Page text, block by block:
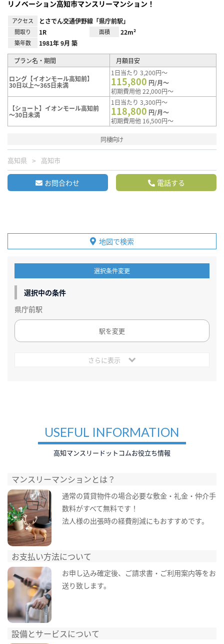
リノベーション高知市マンスリーマンション！
アクセス とさでん交通伊野線「県庁前駅」
間取り 1R 面積 22m²
築年数 1981年 9月 築
プラン名・期間 月額目安
ロング【イオンモール高知前】
30日以上～365日未満
1日当たり 3,200円～
115,800 円/月～
初期費用他 22,000円～
【ショート】イオンモール高知前
～30日未満
1日当たり 3,300円～
118,800 円/月～
初期費用他 16,500円～
同棲向け
高知県 高知市
お問合わせ 電話する
地図で検索
選択条件変更
選択中の条件
県庁前駅
駅を変更
さらに表示
USEFUL INFORMATION
高知マンスリードットコムお役立ち情報
マンスリーマンションとは？
通常の賃貸物件の場合必要な敷金・礼金・仲介手
数料がすべて無料です！
法人様の出張時の経費削減にもおすすめです。
お支払い方法について
お申し込み確定後、ご請求書・ご利用案内等をお
送り致します。
設備とサービスについて